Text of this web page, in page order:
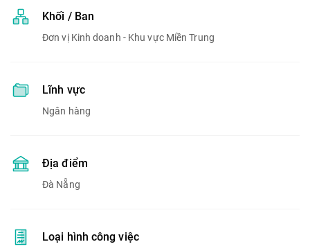
Khối / Ban
Đơn vị Kinh doanh - Khu vực Miền Trung
Lĩnh vực
Ngân hàng
Địa điểm
Đà Nẵng
Loại hình công việc